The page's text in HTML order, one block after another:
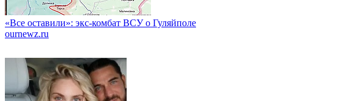
«Все оставили»: экс-комбат ВСУ о Гуляйполе
ournewz.ru